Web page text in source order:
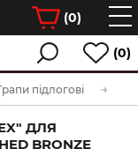
(0)
(0)
підлогові
ДЛЯ
BRONZE